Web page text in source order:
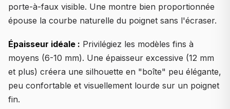
porte-à-faux visible. Une montre bien proportionnée
épouse la courbe naturelle du poignet sans l'écraser.
Épaisseur idéale : Privilégiez les modèles fins à
moyens (6-10 mm). Une épaisseur excessive (12 mm
et plus) créera une silhouette en "boîte" peu élégante,
peu confortable et visuellement lourde sur un poignet
fin.